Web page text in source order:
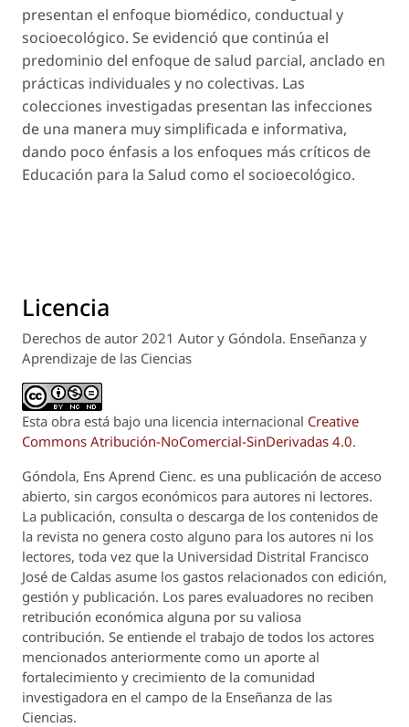
presentan el enfoque biomédico, conductual y
socioecológico. Se evidenció que continúa el
predominio del enfoque de salud parcial, anclado en
prácticas individuales y no colectivas. Las
colecciones investigadas presentan las infecciones
de una manera muy simplificada e informativa,
dando poco énfasis a los enfoques más críticos de
Educación para la Salud como el socioecológico.
Licencia
Derechos de autor 2021 Autor y Góndola. Enseñanza y
Aprendizaje de las Ciencias
Esta obra está bajo una licencia internacional Creative
Commons Atribución-NoComercial-SinDerivadas 4.0.
Góndola, Ens Aprend Cienc. es una publicación de acceso
abierto, sin cargos económicos para autores ni lectores.
La publicación, consulta o descarga de los contenidos de
la revista no genera costo alguno para los autores ni los
lectores, toda vez que la Universidad Distrital Francisco
José de Caldas asume los gastos relacionados con edición,
gestión y publicación. Los pares evaluadores no reciben
retribución económica alguna por su valiosa
contribución. Se entiende el trabajo de todos los actores
mencionados anteriormente como un aporte al
fortalecimiento y crecimiento de la comunidad
investigadora en el campo de la Enseñanza de las
Ciencias.